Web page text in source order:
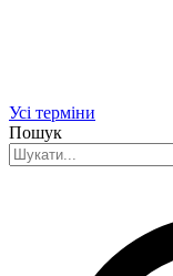
Усі терміни
Пошук